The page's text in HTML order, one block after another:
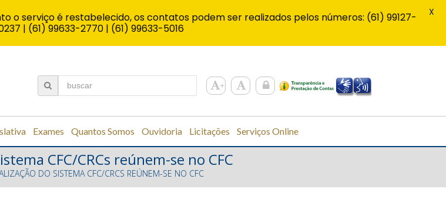
Exames Quantos Somos Ouvidoria Licitações Serviços Online
CFC/CRCs reúnem-se no CFC
DO SISTEMA CFC/CRCS REÚNEM-SE NO CFC
serviço é restabelecido, os contatos podem ser realizados pelos números: (61) 99127-
| (61) 99633-2770 | (61) 99633-5016
X